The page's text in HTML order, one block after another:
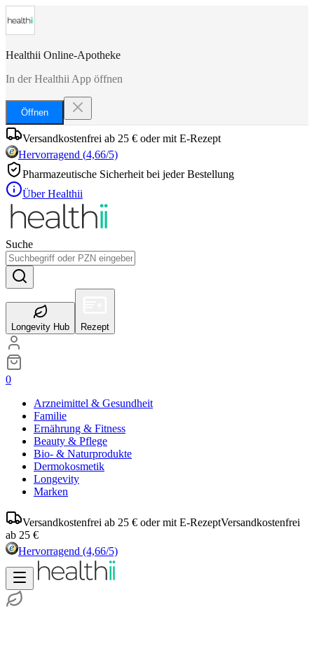
Healthii Online-Apotheke
In der Healthii App öffnen
Öffnen
Versandkostenfrei ab 25 € oder mit E-Rezept
Hervorragend (4,66/5)
Pharmazeutische Sicherheit bei jeder Bestellung
Über Healthii
Suche
Longevity Hub Rezept
0
Arzneimittel & Gesundheit
Familie
Ernährung & Fitness
Beauty & Pflege
Bio- & Naturprodukte
Dermokosmetik
Longevity
Marken
Versandkostenfrei ab 25 € oder mit E-RezeptVersandkostenfrei
ab 25 €
Hervorragend (4,66/5)